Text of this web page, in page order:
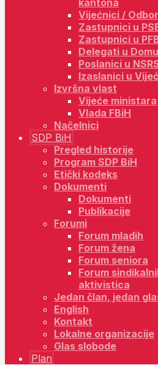
kantona
Vijećnici /
Zastupnici u
Zastupnici u
Delegati u
Poslanici u
Izaslanici u
Izvršna vlast
Vijeće ministara
Vlada FBiH
Načelnici
SDP BiH
Pregled historije
Program SDP BiH
Etički kodeks
Dokumenti
Dokumenti
Publikacije
Forumi
Forum mladih
Forum žena
Forum seniora
Forum
aktivistica
Jedan član, jedan
English
Kontakt
Lokalne organizacije
Glas slobode
Plan